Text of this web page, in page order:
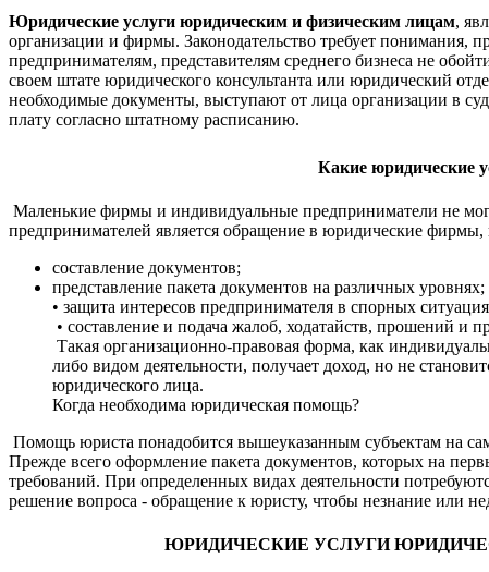
Юридические услуги юридическим и физическим лицам,
организации и фирмы. Законодательство требует понимания,
предпринимателям, представителям среднего бизнеса не
своем штате юридического консультанта или юридический
необходимые документы, выступают от лица организации в
плату согласно штатному расписанию.
Какие юридические
Маленькие фирмы и индивидуальные предприниматели не
предпринимателей является обращение в юридические
составление документов;
представление пакета документов на различных уровнях;
• защита интересов предпринимателя в спорных
• составление и подача жалоб, ходатайств, прошений и
Такая организационно-правовая форма, как
либо видом деятельности, получает доход, но не
юридического лица.
Когда необходима юридическая помощь?
Помощь юриста понадобится вышеуказанным субъектам на
Прежде всего оформление пакета документов, которых на
требований. При определенных видах деятельности
решение вопроса - обращение к юристу, чтобы незнание или
ЮРИДИЧЕСКИЕ УСЛУГИ